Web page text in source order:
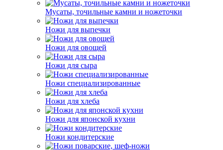
Мусаты, точильные камни и ножеточки
Ножи для выпечки
Ножи для овощей
Ножи для сыра
Ножи специализированные
Ножи для хлеба
Ножи для японской кухни
Ножи кондитерские